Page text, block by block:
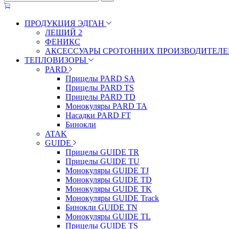
ПРОДУКЦИЯ ЭДГАН
ЛЕШИЙ 2
ФЕНИКС
АКСЕССУАРЫ СРОТОННИХ
ТЕПЛОВИЗОРЫ
PARD
Прицелы PARD SA
Прицелы PARD TS
Прицелы PARD TD
Монокуляры PARD TA
Насадки PARD FT
Бинокли
ATAK
GUIDE
Прицелы GUIDE TR
Прицелы GUIDE TU
Монокуляры GUIDE TJ
Монокуляры GUIDE TD
Монокуляры GUIDE TK
Монокуляры GUIDE Track
Бинокли GUIDE TN
Монокуляры GUIDE TL
Прицелы GUIDE TS